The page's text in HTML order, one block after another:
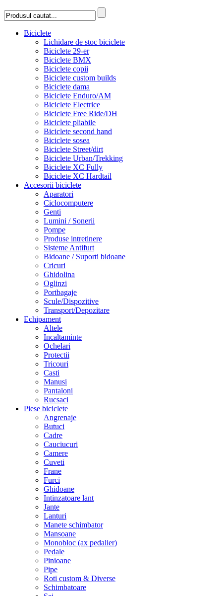
Biciclete
Lichidare de stoc biciclete
Biciclete 29-er
Biciclete BMX
Biciclete copii
Biciclete custom builds
Biciclete dama
Biciclete Enduro/AM
Biciclete Electrice
Biciclete Free Ride/DH
Biciclete pliabile
Biciclete second hand
Biciclete sosea
Biciclete Street/dirt
Biciclete Urban/Trekking
Biciclete XC Fully
Biciclete XC Hardtail
Accesorii biciclete
Aparatori
Ciclocomputere
Genti
Lumini / Sonerii
Pompe
Produse intretinere
Sisteme Antifurt
Bidoane / Suporti bidoane
Cricuri
Ghidolina
Oglinzi
Portbagaje
Scule/Dispozitive
Transport/Depozitare
Echipament
Altele
Incaltaminte
Ochelari
Protectii
Tricouri
Casti
Manusi
Pantaloni
Rucsaci
Piese biciclete
Angrenaje
Butuci
Cadre
Cauciucuri
Camere
Cuveti
Frane
Furci
Ghidoane
Intinzatoare lant
Jante
Lanturi
Manete schimbator
Mansoane
Monobloc (ax pedalier)
Pedale
Pinioane
Pipe
Roti custom & Diverse
Schimbatoare